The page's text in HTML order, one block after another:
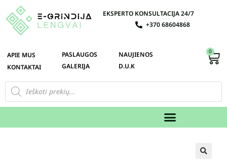
EKSPERTO KONSULTACIJA 24/7
+370 68604868
APIE MUS
KONTAKTAI
PASLAUGOS
GALERIJA
NAUJIENOS
D.U.K
0